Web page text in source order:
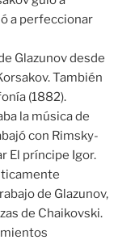
a perfeccionar
Glazunov desde
También
(1882).
la música de
con Rimsky-
El príncipe Igor.
de Glazunov,
de Chaikovski.